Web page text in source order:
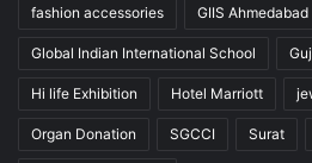
fashion accessories GIIS Ahmedabad
Global Indian International School
Hi life Exhibition Hotel Marriott
Organ Donation SGCCI Surat